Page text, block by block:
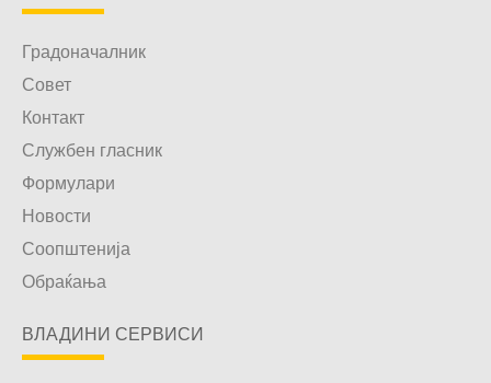
Градоначалник
Совет
Контакт
Службен гласник
Формулари
Новости
Соопштенија
Обраќања
ВЛАДИНИ СЕРВИСИ